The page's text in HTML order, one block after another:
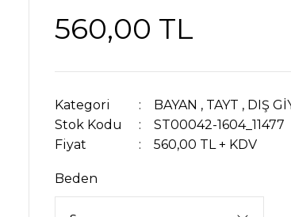
560,00 TL
Kategori BAYAN , TAYT , DIŞ
Stok Kodu
ST00042-1604_11477
Fiyat
560,00 TL + KDV
Beden